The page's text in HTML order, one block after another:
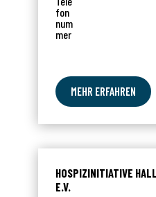
MEHR ERFAHREN
HOSPIZINITIATIVE
E.V.